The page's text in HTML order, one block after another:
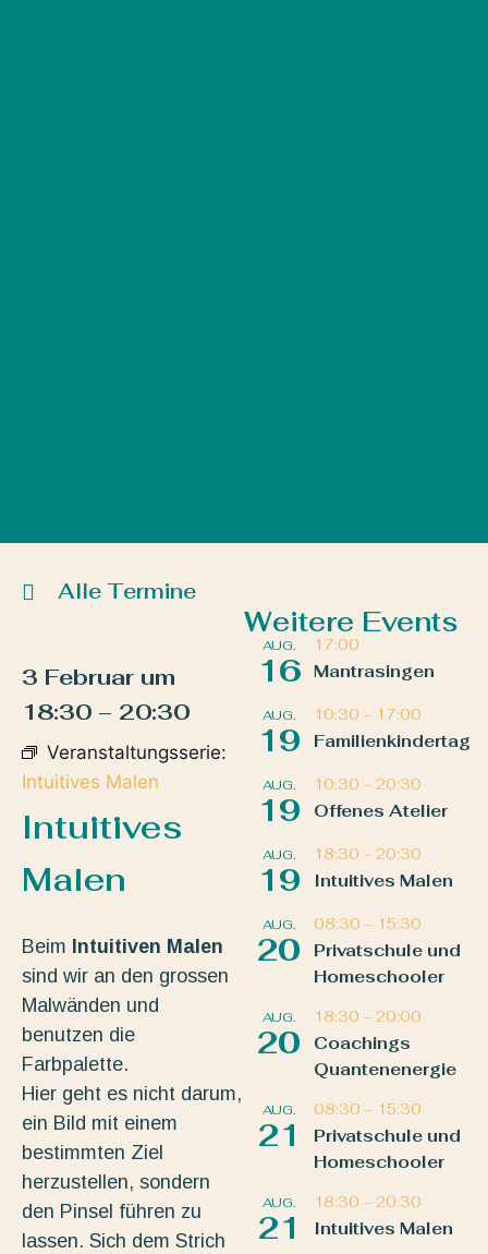
Alle Termine
3 Februar um
18:30 – 20:30
Veranstaltungsserie:
Intuitives Malen
Intuitives
Malen
Beim Intuitiven Malen
sind wir an den grossen
Malwänden und
benutzen die
Farbpalette.
Hier geht es nicht darum,
ein Bild mit einem
bestimmten Ziel
herzustellen, sondern
den Pinsel führen zu
lassen. Sich dem Strich
Weitere Events
AUG.
16
17:00
Mantrasingen
AUG.
19
10:30 – 17:00
Familienkindertag
AUG.
19
10:30 – 20:30
Offenes Atelier
AUG.
19
18:30 – 20:30
Intuitives Malen
AUG.
20
08:30 – 15:30
Privatschule und
Homeschooler
AUG.
20
18:30 – 20:00
Coachings
Quantenenergie
AUG.
21
08:30 – 15:30
Privatschule und
Homeschooler
AUG.
21
18:30 – 20:30
Intuitives Malen